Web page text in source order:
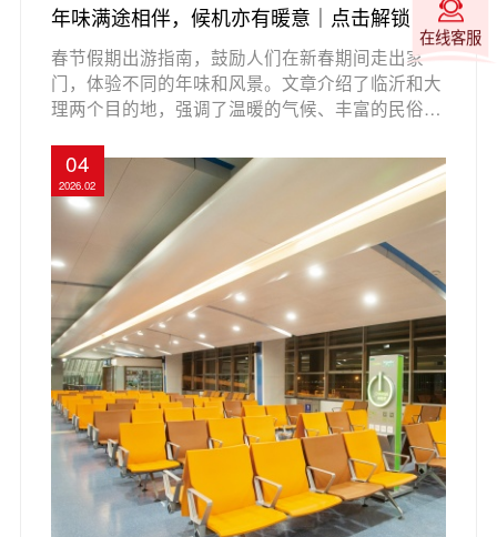
年味满途相伴，候机亦有暖意｜点击解锁新
春出游指南↘
春节假期出游指南，鼓励人们在新春期间走出家
门，体验不同的年味和风景。文章介绍了临沂和大
理两个目的地，强调了温暖的气候、丰富的民俗活
理则以自然风光和文化氛围吸引游客。临沂机场的
新航站楼将为旅客提供更舒适的候机体验，营造温
馨的氛围。
04
2026.02
在线客服